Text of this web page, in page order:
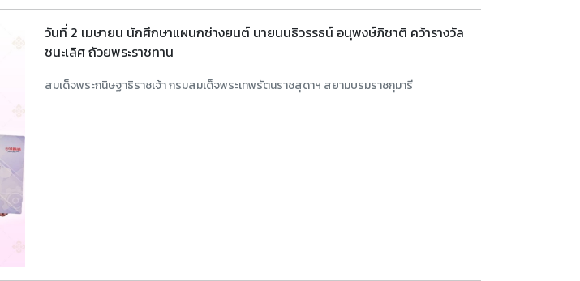
วันที่ 2 เมษายน นักศึกษาแผนกช่างยนต์ นายนนธิวรรธน์ อนุพงษ์ภิชาติ คว้ารางวัล
ชนะเลิศ ถ้วยพระราชทาน
สมเด็จพระกนิษฐาธิราชเจ้า กรมสมเด็จพระเทพรัตนราชสุดาฯ สยามบรมราชกุมารี